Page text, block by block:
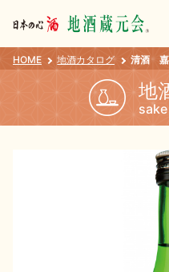
会員登録
HOME 地酒カタログ 清酒 嘉
地